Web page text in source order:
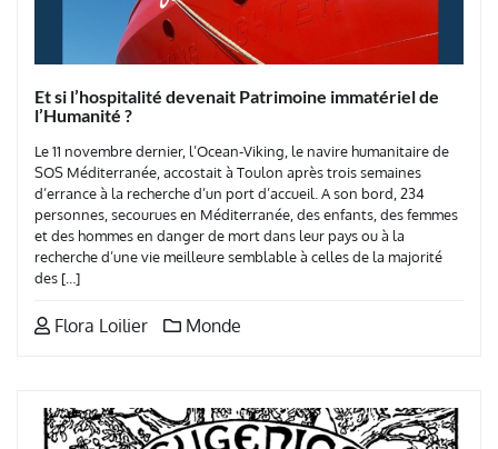
Et si l’hospitalité devenait Patrimoine immatériel de
l’Humanité ?
Le 11 novembre dernier, l’Ocean-Viking, le navire humanitaire de
SOS Méditerranée, accostait à Toulon après trois semaines
d’errance à la recherche d’un port d’accueil. A son bord, 234
personnes, secourues en Méditerranée, des enfants, des femmes
et des hommes en danger de mort dans leur pays ou à la
recherche d’une vie meilleure semblable à celles de la majorité
des […]
Flora Loilier Monde